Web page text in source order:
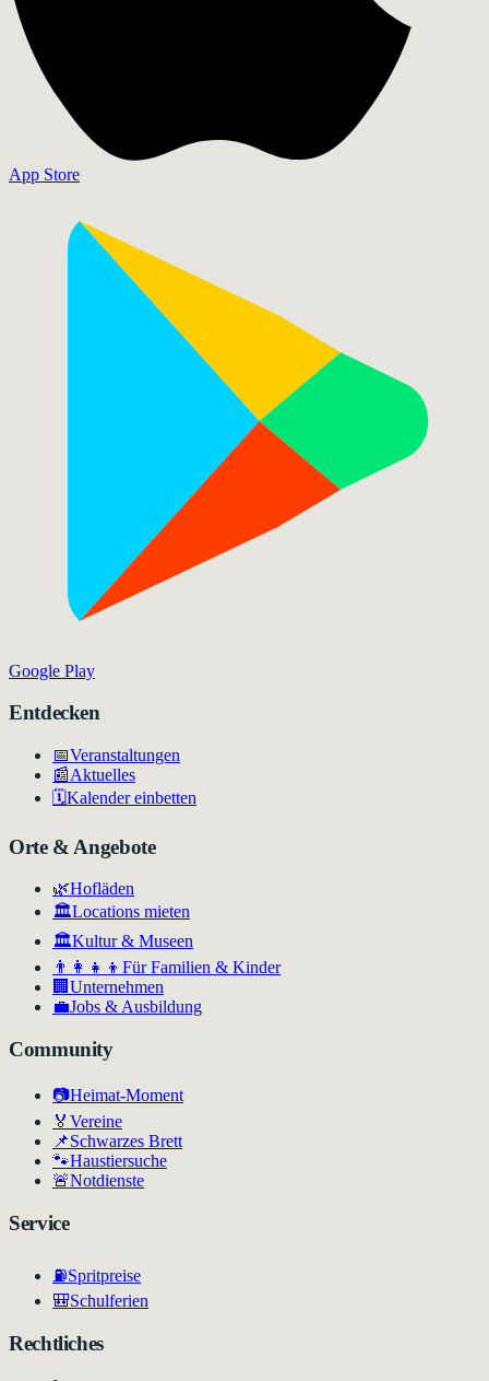
App Store
Google Play
Entdecken
📅Veranstaltungen
📰Aktuelles
🗓️Kalender einbetten
Orte & Angebote
🌿Hofläden
🏛️Locations mieten
🏛Kultur & Museen
👨‍👩‍👧‍👦 Für Familien & Kinder
🏢 Unternehmen
💼Jobs & Ausbildung
Community
📷Heimat-Moment
🏅 Vereine
📌Schwarzes Brett
🐾Haustiersuche
🚨Notdienste
Service
⛽Spritpreise
🎒Schulferien
Rechtliches